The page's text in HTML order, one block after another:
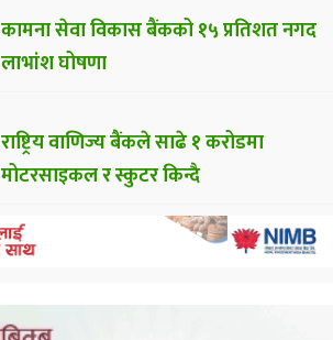
कामना सेवा विकास बैंकको १५ प्रतिशत नगद
लाभांश घोषणा
राष्ट्रिय वाणिज्य बैंकले साढे १ करोडमा
मोटरसाइकल र स्कुटर किन्दै